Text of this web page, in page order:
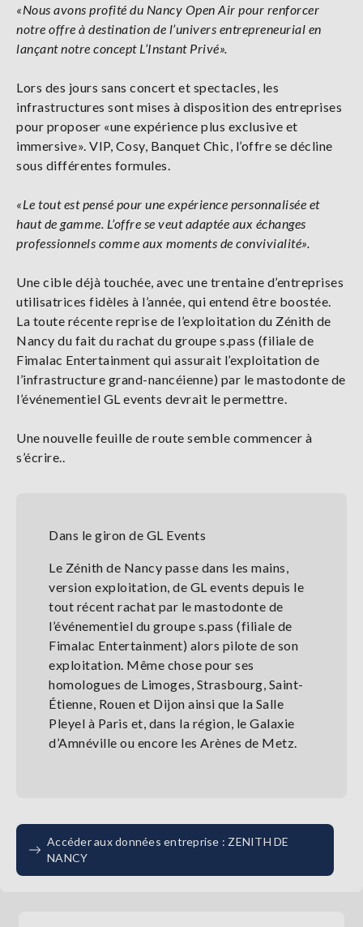
«Nous avons profité du Nancy Open Air pour renforcer
notre offre à destination de l’univers entrepreneurial en
lançant notre concept L’Instant Privé».
Lors des jours sans concert et spectacles, les
infrastructures sont mises à disposition des entreprises
pour proposer «une expérience plus exclusive et
immersive». VIP, Cosy, Banquet Chic, l’offre se décline
sous différentes formules.
«Le tout est pensé pour une expérience personnalisée et
haut de gamme. L’offre se veut adaptée aux échanges
professionnels comme aux moments de convivialité».
Une cible déjà touchée, avec une trentaine d’entreprises
utilisatrices fidèles à l’année, qui entend être boostée.
La toute récente reprise de l’exploitation du Zénith de
Nancy du fait du rachat du groupe s.pass (filiale de
Fimalac Entertainment qui assurait l’exploitation de
l’infrastructure grand-nancéienne) par le mastodonte de
l’événementiel GL events devrait le permettre.
Une nouvelle feuille de route semble commencer à
s’écrire..
Dans le giron de GL Events
Le Zénith de Nancy passe dans les mains,
version exploitation, de GL events depuis le
tout récent rachat par le mastodonte de
l’événementiel du groupe s.pass (filiale de
Fimalac Entertainment) alors pilote de son
exploitation. Même chose pour ses
homologues de Limoges, Strasbourg, Saint-
Étienne, Rouen et Dijon ainsi que la Salle
Pleyel à Paris et, dans la région, le Galaxie
d’Amnéville ou encore les Arènes de Metz.
Accéder aux données entreprise : ZENITH DE
NANCY